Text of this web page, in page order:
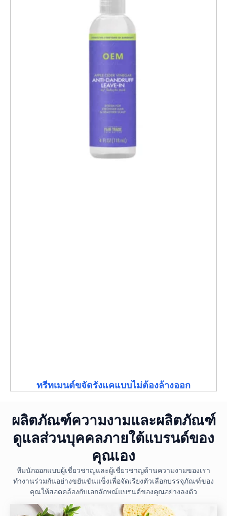
ทรีทเมนต์ขจัดรังแคแบบไม่ต้องล้างออก
ผลิตภัณฑ์ความงามและผลิตภัณฑ์
ดูแลส่วนบุคคลภายใต้แบรนด์ของ
คุณเอง
ทีมนักออกแบบผู้เชี่ยวชาญและผู้เชี่ยวชาญด้านความงามของเรา
ทำงานร่วมกันอย่างขยันขันแข็งเพื่อจัดเรียงตัวเลือกบรรจุภัณฑ์ของ
คุณให้สอดคล้องกับเอกลักษณ์แบรนด์ของคุณอย่างลงตัว